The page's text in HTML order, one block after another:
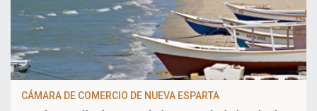
CÁMARA DE COMERCIO DE NUEVA ESPARTA